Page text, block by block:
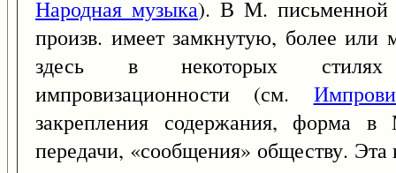
Народная музыка). В М. письменной
произв. имеет замкнутую, более
здесь в некоторых стилях
импровизационности (см.
закрепления содержания, форма
передачи, «сообщения» обществу.